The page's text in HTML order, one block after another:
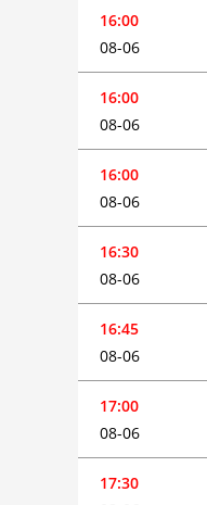
16:00
08-06
16:00
08-06
16:00
08-06
16:30
08-06
16:45
08-06
17:00
08-06
17:30